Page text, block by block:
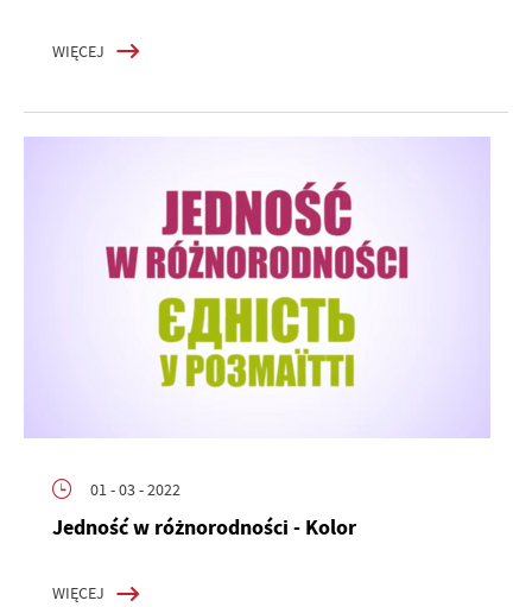
WIĘCEJ
01 - 03 - 2022
Jedność w różnorodności - Kolor
WIĘCEJ